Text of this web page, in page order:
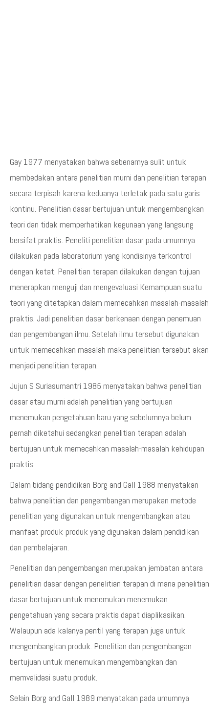
Gay 1977 menyatakan bahwa sebenarnya sulit untuk
membedakan antara penelitian murni dan penelitian terapan
secara terpisah karena keduanya terletak pada satu garis
kontinu. Penelitian dasar bertujuan untuk mengembangkan
teori dan tidak memperhatikan kegunaan yang langsung
bersifat praktis. Peneliti penelitian dasar pada umumnya
dilakukan pada laboratorium yang kondisinya terkontrol
dengan ketat. Penelitian terapan dilakukan dengan tujuan
menerapkan menguji dan mengevaluasi Kemampuan suatu
teori yang ditetapkan dalam memecahkan masalah-masalah
praktis. Jadi penelitian dasar berkenaan dengan penemuan
dan pengembangan ilmu. Setelah ilmu tersebut digunakan
untuk memecahkan masalah maka penelitian tersebut akan
menjadi penelitian terapan.
Jujun S Suriasumantri 1985 menyatakan bahwa penelitian
dasar atau murni adalah penelitian yang bertujuan
menemukan pengetahuan baru yang sebelumnya belum
pernah diketahui sedangkan penelitian terapan adalah
bertujuan untuk memecahkan masalah-masalah kehidupan
praktis.
Dalam bidang pendidikan Borg and Gall 1988 menyatakan
bahwa penelitian dan pengembangan merupakan metode
penelitian yang digunakan untuk mengembangkan atau
manfaat produk-produk yang digunakan dalam pendidikan
dan pembelajaran.
Penelitian dan pengembangan merupakan jembatan antara
penelitian dasar dengan penelitian terapan di mana penelitian
dasar bertujuan untuk menemukan menemukan
pengetahuan yang secara praktis dapat diaplikasikan.
Walaupun ada kalanya pentil yang terapan juga untuk
mengembangkan produk. Penelitian dan pengembangan
bertujuan untuk menemukan mengembangkan dan
memvalidasi suatu produk.
Selain Borg and Gall 1989 menyatakan pada umumnya